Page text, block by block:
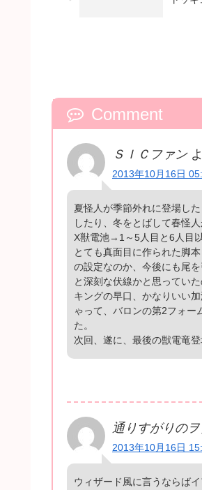
Comment
ＳＩＣファン
2013年10月16日
夏怪人が季節外れに登場し
したり、冬をとばして春怪
X獣電池→1～5人目と6人目
とても真面目に作られた脚
の設定なのか、今後にも尾
と深刻な伏線かと思ってい
キングの早口、かなりいい
ゃって、バロンの第2フォー
た。
次回、遂に、最後の獣電竜
通りすがりの
2013年10月16日
ウィザード風に言うならば